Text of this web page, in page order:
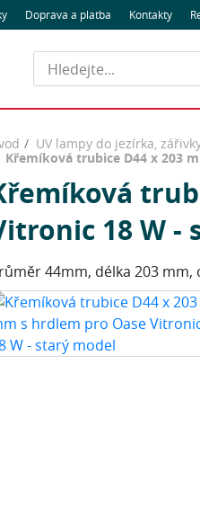
Doprava a platba Kontakty
Hledat
UV lampy do jezírka,
Křemíková trubice D44 x 203
18 W -
44mm, délka 203 mm,